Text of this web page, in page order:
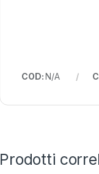
COD:N/A
Prodotti